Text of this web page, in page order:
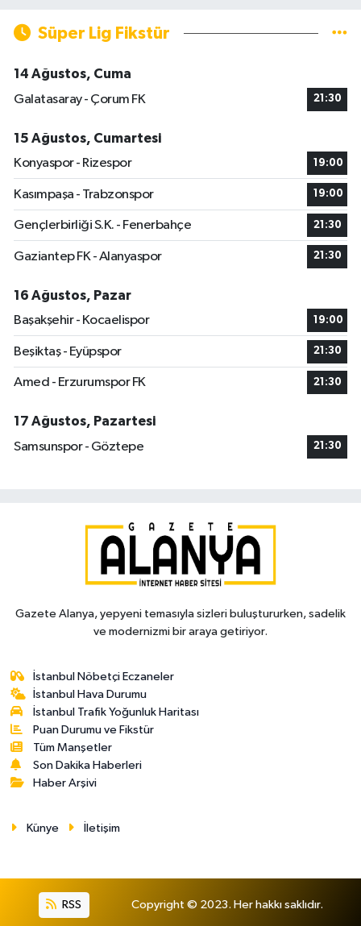
Süper Lig Fikstür
14 Ağustos, Cuma
Galatasaray - Çorum FK
21:30
15 Ağustos, Cumartesi
Konyaspor - Rizespor
19:00
Kasımpaşa - Trabzonspor 19:00
Gençlerbirliği S.K. - Fenerbahçe 21:30
Gaziantep FK - Alanyaspor 21:30
16 Ağustos, Pazar
Başakşehir - Kocaelispor
19:00
Beşiktaş - Eyüpspor 21:30
Amed - Erzurumspor FK 21:30
17 Ağustos, Pazartesi
Samsunspor - Göztepe
21:30
Gazete Alanya, yepyeni temasıyla sizleri buluştururken, sadelik
ve modernizmi bir araya getiriyor.
İstanbul Nöbetçi Eczaneler
İstanbul Hava Durumu
İstanbul Trafik Yoğunluk Haritası
Puan Durumu ve Fikstür
Tüm Manşetler
Son Dakika Haberleri
Haber Arşivi
Künye İletişim
RSS Copyright © 2023. Her hakkı saklıdır.